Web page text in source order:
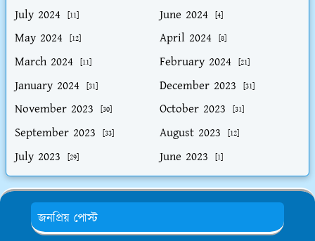
July 2024 [11] June 2024 [4]
May 2024 [12] April 2024 [8]
March 2024 [11] February 2024 [21]
January 2024 [31] December 2023 [31]
November 2023 [30] October 2023 [31]
September 2023 [33] August 2023 [12]
July 2023 [29] June 2023 [1]
জনপ্রিয় পোস্ট